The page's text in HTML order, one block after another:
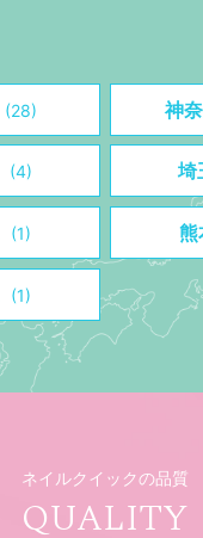
(28) 神
(4) 埼
(1) 熊
(1)
ネイルクイックの品質
QUALITY